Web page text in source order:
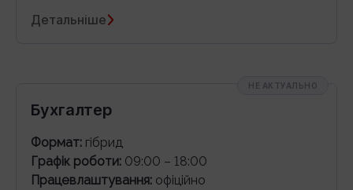
Детальніше
Бухгалтер
НЕ АКТУАЛЬНО
Формат: гібрид
Графік роботи: 09:00 – 18:00
Працевлаштування: офіційно